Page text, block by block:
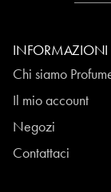
INFORMAZIONI
Chi siamo
Il mio account
Negozi
Contattaci